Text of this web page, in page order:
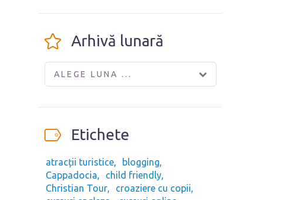
Arhivă lunară
ALEGE LUNA ...
Etichete
atracții turistice
blogging
Cappadocia
child friendly
Christian Tour
croaziere cu copii